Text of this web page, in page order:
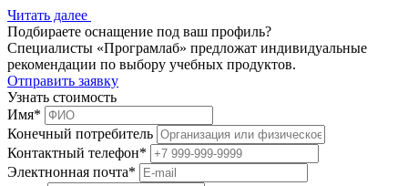
Читать далее
Подбираете оснащение под ваш профиль?
Специалисты «Програмлаб» предложат индивидуальные
рекомендации по выбору учебных продуктов.
Отправить заявку
Узнать стоимость
Имя*
Конечный потребитель
Контактный телефон*
Электнонная почта*